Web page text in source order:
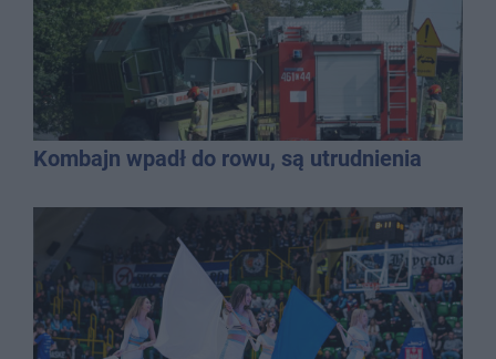
Kombajn wpadł do rowu, są utrudnienia